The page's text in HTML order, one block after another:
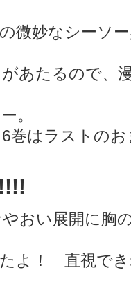
微妙なシーソ
あたるので、
。
はラストのお
おい展開に胸
よ！ 直視で